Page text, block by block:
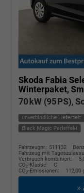
Skoda Fabia
Winterpaket,
70 kW (95 PS),
unverbindliche Lieferzeit:
Black Magic Perleffekt
Fahrzeugnr.: 511132
Fahrzeug mit
Verbrauch kombiniert:
CO2-Klasse:
C
CO2-Emissionen: 112,00
»